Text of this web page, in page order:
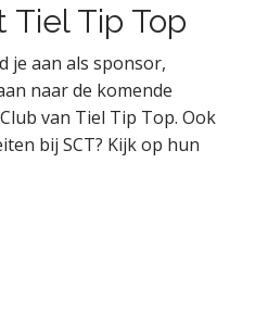
Tip Top
je aan als sponsor,
naar de komende
van Tiel Tip Top. Ook
bij SCT? Kijk op hun